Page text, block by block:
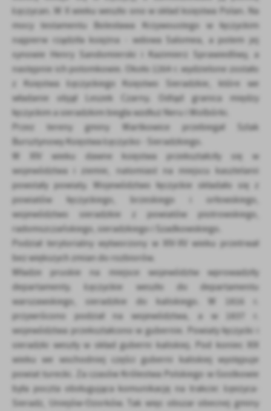
Łęczycan. W X wieku weszło ono w skład księstwa Polan. Na
mocy testamentu Bolesława Krzywoustego w łęczyckim
najpierw rządziła księżna - wdowa Salomea, a potem jej
synowie Henry Sandomierski i Kazimierz Sprawiedliwy, a
następnie ich potomkowie. Około 1264 r. wydzielone zostało
z Księstwa Łęczyckiego Księstwo Sieradzkie, które we
władanie objął Leszek Czarny. Odtąd granica między
łęczyckim a sieradzkim biegła wzdłuż Neru i Wolbórki.
Przez tereny gminy Wartkowice przebiegał Szlak
Bursztynowy Księstwa Łęczycko - Sieradzkiego.
W XIV wieku dawne księstwa przekształciły się w
województwa i ziemie, natomiast na miejscu kasztelanii
powstały powiaty. Województwo łęczyckie składało się z
powiatów łęczyckiego, brzeskiego i orłowskiego,
województwo sieradzkie z powiatów piotrowskiego,
radomszczańskiego, sieradzkiego i Szadkowskiego.
Podział terytorialny wytworzony w XIV-XV wieku przetrwał
bez większych zmian do rozbiorów.
Władze pruskie na miejsce województw wprowadziły
departamenty. Łęczyckie weszło do departamentu
warszawskiego, sieradzkie do kaliskiego. W 1816 r.
przywrócono podział na województwa, a w 1837 r.
województwa przekształcono w gubernie. Powiaty łęczycki i
sieradzki weszły w skład guberni kaliskiej. Pod koniec XIX
wieku we wschodniej części guberni kaliskiej występuje
powiat turecki. Za czasów Królestwa Polskiego w Gostkowie
była poczta obsługująca komunikację na trakcie: Łęezyca-
Sieradz, Uniejów-Ozorków. Tak więc obszar obecnej gminy